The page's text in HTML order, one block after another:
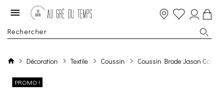
Décoration Textile Coussin Coussin Brode Jason
PROMO !